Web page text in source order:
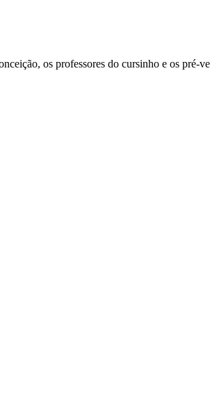
os professores do cursinho e os pré-